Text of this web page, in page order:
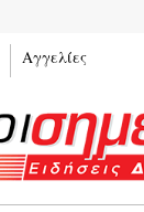
Αγγελίες